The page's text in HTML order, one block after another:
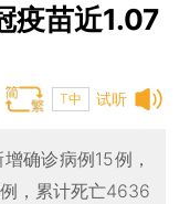
疫苗近1.07
试听
T中
确诊病例15例，
，累计死亡4636